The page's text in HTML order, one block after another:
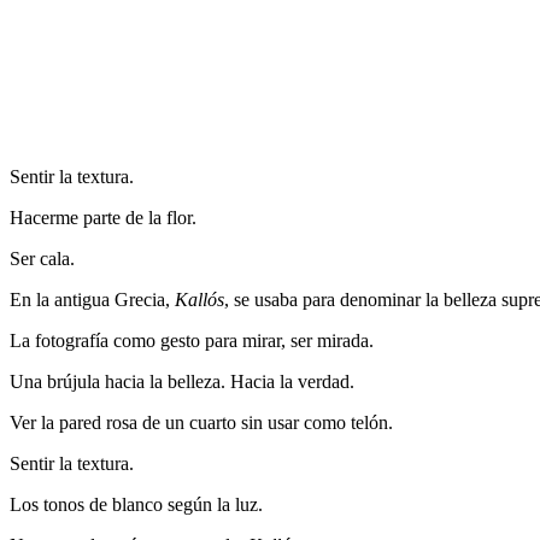
Sentir la textura.
Hacerme parte de la flor.
Ser cala.
En la antigua Grecia, Kallós, se usaba para denominar la belleza
La fotografía como gesto para mirar, ser mirada.
Una brújula hacia la belleza. Hacia la verdad.
Ver la pared rosa de un cuarto sin usar como telón.
Sentir la textura.
Los tonos de blanco según la luz.